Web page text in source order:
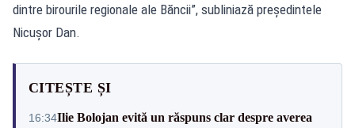
dintre birourile regionale ale Băncii”, subliniază preşedintele
Nicuşor Dan.
CITEȘTE ȘI
16:34Ilie Bolojan evită un răspuns clar despre averea